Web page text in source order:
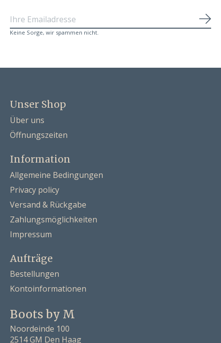
Keine Sorge, wir spammen nicht.
Unser Shop
Über uns
Öffnungszeiten
Information
Allgemeine Bedingungen
Privacy policy
Versand & Rückgabe
Zahlungsmöglichkeiten
Impressum
Aufträge
Bestellungen
Kontoinformationen
Boots by M
Noordeinde 100
2514 GM Den Haag